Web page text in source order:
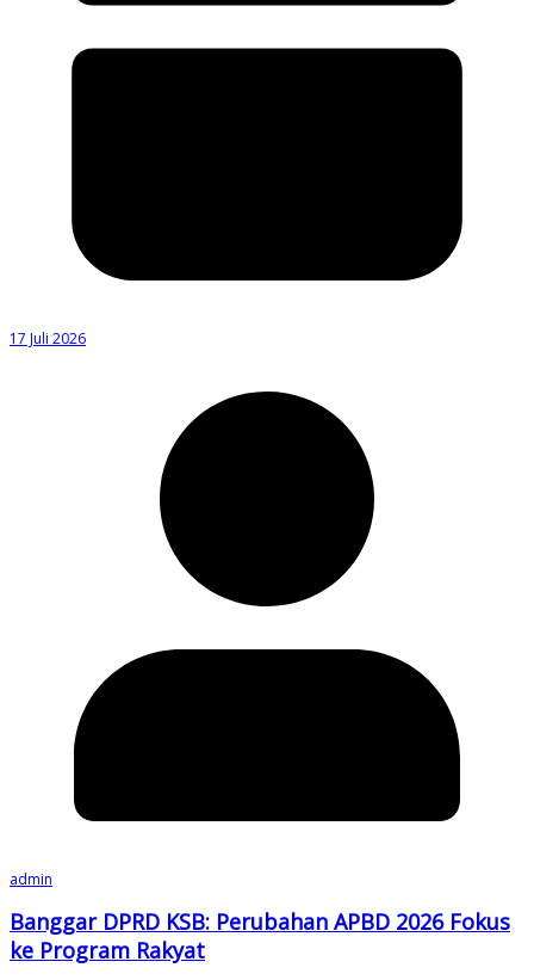
17 Juli 2026
admin
Banggar DPRD KSB: Perubahan APBD 2026 Fokus
ke Program Rakyat